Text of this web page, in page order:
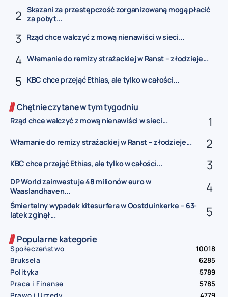
Skazani za przestępczość zorganizowaną mogą płacić
za pobyt...
Rząd chce walczyć z mową nienawiści w sieci...
Włamanie do remizy strażackiej w Ranst – złodzieje...
KBC chce przejąć Ethias, ale tylko w całości...
Chętnie czytane w tym tygodniu
Rząd chce walczyć z mową nienawiści w sieci...
Włamanie do remizy strażackiej w Ranst – złodzieje...
KBC chce przejąć Ethias, ale tylko w całości...
DP World zainwestuje 48 milionów euro w
Waaslandhaven...
Śmiertelny wypadek kitesurfera w Oostduinkerke – 63-
latek zginął...
Popularne kategorie
Społeczeństwo
10018
Bruksela
6285
Polityka
5789
Praca i Finanse
5785